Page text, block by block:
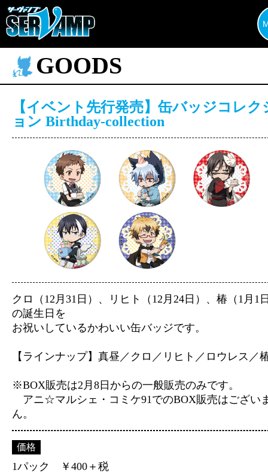
GOODS
【イベント先行発売】缶バッジコレク
ョン Birthday-collection
クロ（12月31日）、リヒト（12月24日）、椿（1月1
の誕生日を
お祝いしているかわいい缶バッジです。
【ラインナップ】真昼／クロ／リヒト／ロウレス／
※BOX販売は2月8日からの一般販売のみです。
アニ☆マルシェ・コミケ91でのBOX販売はござい
ん。
価格
1パック ￥400＋税